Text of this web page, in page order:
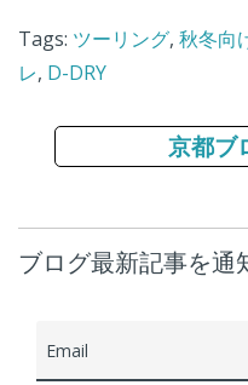
Tags: ツーリング, 秋冬向
レ, D-DRY
京都ブ
ブログ最新記事を通
Email